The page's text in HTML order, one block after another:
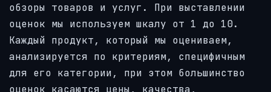
обзоры товаров и услуг. При выставлении
оценок мы используем шкалу от 1 до 10.
Каждый продукт, который мы оцениваем,
анализируется по критериям, специфичным
для его категории, при этом большинство
оценок касаются цены, качества,